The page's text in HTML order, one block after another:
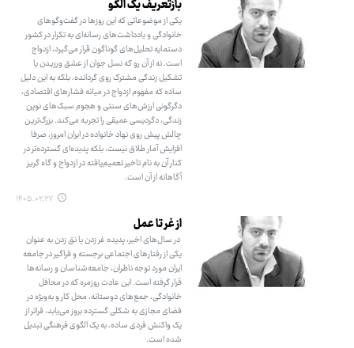
بازتعریف یک الگو
یکی از موضوعاتی که این روزها در گفت‌وگوهای
خانوادگی و یادداشت‌های رسانه‌ای به تکرار در کشور
دستمایه تحلیل‌های گوناگون قرار می‌گیرد، ازدواج
است. نه از آن رو که نسل جوان از عشق ورزیدن یا
تشکیل زندگی مشترک روی گردانده، بلکه به این دلیل
ساده که مفهوم ازدواج در میانه فشارهای اقتصادی،
دگرگونی ارزش‌های سنتی و هجوم سبک‌های نوین
زندگی، دگردیسی عمیقی را تجربه می‌کند. بزرگ‌ترین
چالش پیش روی نهاد خانواده در ایران امروز، صرفا
افزایش آمار طلاق نیست، بلکه پدیده‌ای گسترده‌تر در
کنار آن به نام تاخیر تعمیم‌یافته در ازدواج و گاه گریز
آگاهانه از آن است.
۱۴۰۵.۰۲.۲۷
از غر تا عمل
در سال‌های اخیر، پدیده غر زدن یا نق زدن به عنوان
یکی از رفتارهای اجتماعی برجسته و فراگیر در جامعه
ایران مورد توجه ناظران، جامعه‌شناسان و رسانه‌ها
قرار گرفته است. این عادت روزمره که در محافل
خانوادگی، جمع‌های دوستانه، محل کار و به‌ویژه در
فضای مجازی به شکلی گسترده بروز می‌یابد، فراتر از
یک واکنش فردی ساده، به یک الگوی فرهنگی تبدیل
شده است.